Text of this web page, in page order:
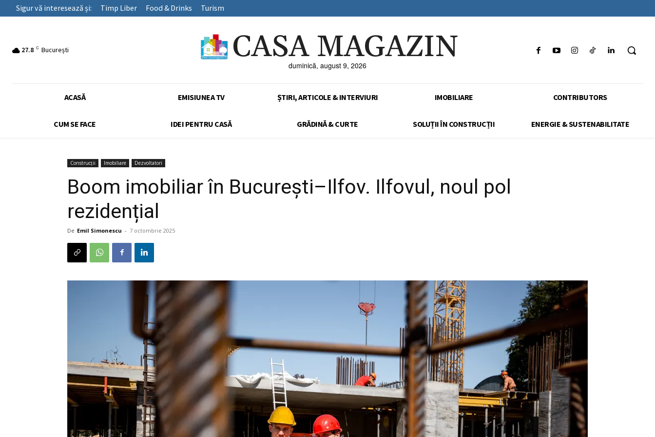
Sigur vă interesează și: Timp Liber Food & Drinks Turism
27.8 C București CASA MAGAZIN
duminică, august 9, 2026
ACASĂ EMISIUNEA TV ȘTIRI, ARTICOLE & INTERVIURI IMOBILIARE CONTRIBUTORS
CUM SE FACE IDEI PENTRU CASĂ GRĂDINĂ & CURTE SOLUȚII ÎN CONSTRUCȚII ENERGIE & SUSTENABILITATE
Construcții Imobiliare Dezvoltatori
Boom imobiliar în București–Ilfov. Ilfovul, noul pol
rezidențial
De Emil Simonescu - 7 octombrie 2025